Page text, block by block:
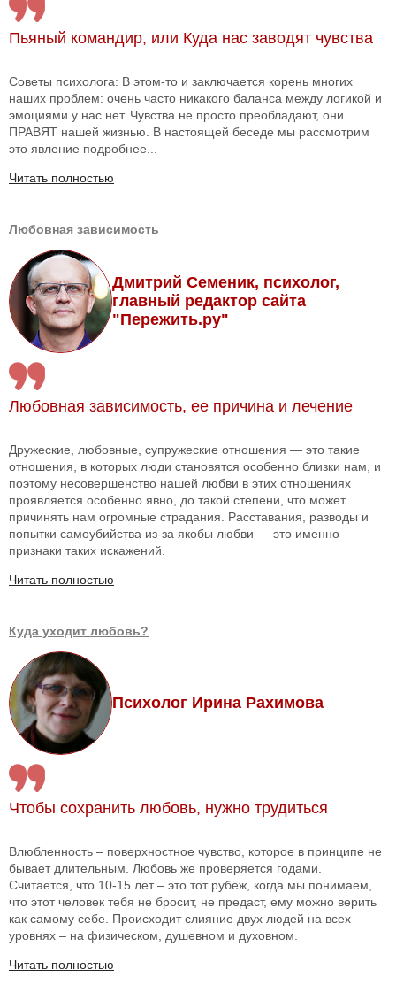
Пьяный командир, или Куда нас заводят чувства
Советы психолога: В этом-то и заключается корень многих
наших проблем: очень часто никакого баланса между логикой и
эмоциями у нас нет. Чувства не просто преобладают, они
ПРАВЯТ нашей жизнью. В настоящей беседе мы рассмотрим
это явление подробнее...
Читать полностью
Любовная зависимость
Дмитрий Семеник, психолог,
главный редактор сайта
"Пережить.ру"
Любовная зависимость, ее причина и лечение
Дружеские, любовные, супружеские отношения — это такие
отношения, в которых люди становятся особенно близки нам, и
поэтому несовершенство нашей любви в этих отношениях
проявляется особенно явно, до такой степени, что может
причинять нам огромные страдания. Расставания, разводы и
попытки самоубийства из-за якобы любви — это именно
признаки таких искажений.
Читать полностью
Куда уходит любовь?
Психолог Ирина Рахимова
Чтобы сохранить любовь, нужно трудиться
Влюбленность – поверхностное чувство, которое в принципе не
бывает длительным. Любовь же проверяется годами.
Считается, что 10-15 лет – это тот рубеж, когда мы понимаем,
что этот человек тебя не бросит, не предаст, ему можно верить
как самому себе. Происходит слияние двух людей на всех
уровнях – на физическом, душевном и духовном.
Читать полностью